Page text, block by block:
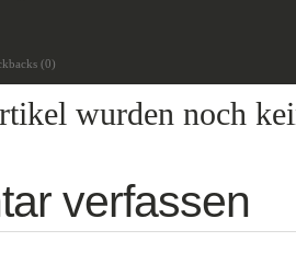
(0)
wurden noch
verfassen